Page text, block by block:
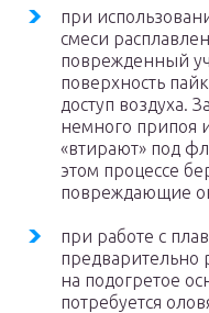
при
смеси
поврежденный
поверхность
доступ воздуха.
немного припоя
«втирают» под
этом процессе
повреждающие
при работе с
предварительно
на подогретое
потребуется